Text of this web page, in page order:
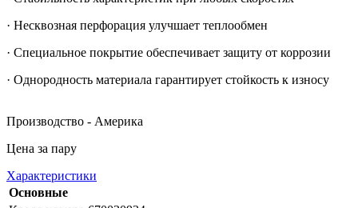
· Несквозная перфорация улучшает теплообмен
· Специальное покрытие обеспечивает защиту от коррозии
· Однородность материала гарантирует стойкость к износу
Производство - Америка
Цена за пару
Характеристики
Основные